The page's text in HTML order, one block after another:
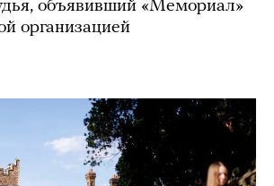
объявивший «Мемориал»
организацией